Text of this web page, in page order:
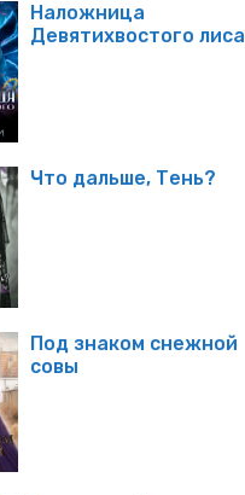
Наложница
Девятихвостого лиса
Что дальше, Тень?
Под знаком снежной
совы